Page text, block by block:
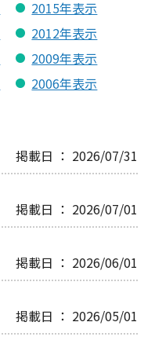
2015年表示
2012年表示
2009年表示
2006年表示
掲載日 ： 2026/07/31
掲載日 ： 2026/07/01
掲載日 ： 2026/06/01
掲載日 ： 2026/05/01